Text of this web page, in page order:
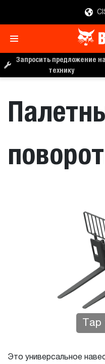
Запросить предложение на
технику
Это универсальное
ЗАПРОС ЦЕНЫ